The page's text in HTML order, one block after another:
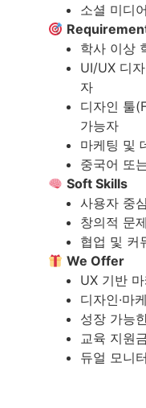
소셜 미디
학사 이상
UI/UX 디
자
디자인 툴
가능자
마케팅 및
중국어 또
Soft Skills
사용자 중
창의적 문
협업 및 커
We Offer
UX 기반
디자인·마
성장 가능
교육 지원
듀얼 모니